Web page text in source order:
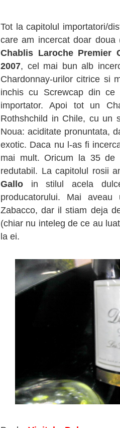
Tot la capitolul importatori/
care am incercat doar
Chablis Laroche Premier
2007, cel mai bun alb
Chardonnay-urilor citrice si
inchis cu Screwcap din
importator. Apoi tot un
Rothshchild in Chile, cu un
Noua: aciditate pronuntata,
exotic. Daca nu l-as fi
mai mult. Oricum la 35
redutabil. La capitolul rosii
Gallo in stilul acela
producatorului. Mai
Zabacco, dar il stiam deja
(chiar nu inteleg de ce au
la ei.